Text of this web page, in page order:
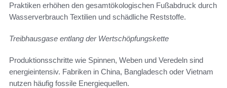
Praktiken erhöhen den gesamtökologischen Fußabdruck durch
Wasserverbrauch Textilien und schädliche Reststoffe.
Treibhausgase entlang der Wertschöpfungskette
Produktionsschritte wie Spinnen, Weben und Veredeln sind
energieintensiv. Fabriken in China, Bangladesch oder Vietnam
nutzen häufig fossile Energiequellen.